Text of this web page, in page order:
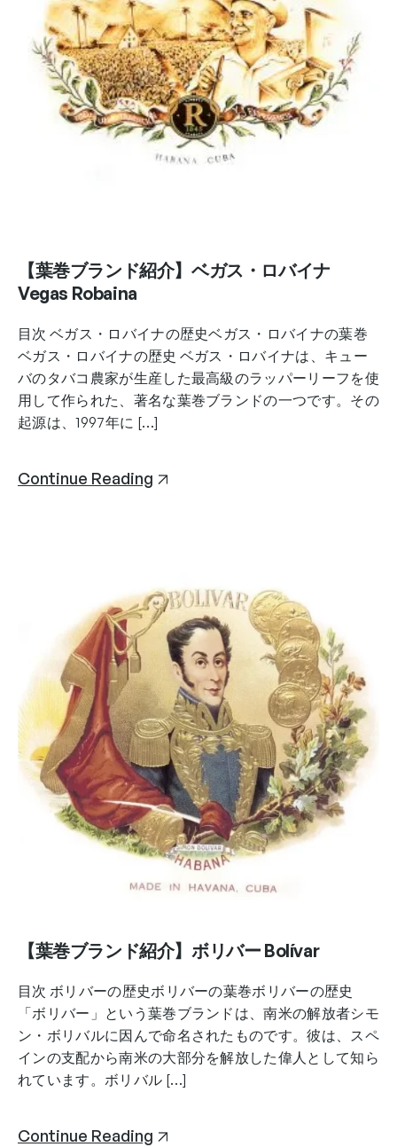
【葉巻ブランド紹介】ベガス・ロバイナ
Vegas Robaina
目次 ベガス・ロバイナの歴史ベガス・ロバイナの葉巻
ベガス・ロバイナの歴史 ベガス・ロバイナは、キュー
バのタバコ農家が生産した最高級のラッパーリーフを使
用して作られた、著名な葉巻ブランドの一つです。その
起源は、1997年に […]
Continue Reading
【葉巻ブランド紹介】ボリバー Bolívar
目次 ボリバーの歴史ボリバーの葉巻ボリバーの歴史
「ボリバー」という葉巻ブランドは、南米の解放者シモ
ン・ボリバルに因んで命名されたものです。彼は、スペ
インの支配から南米の大部分を解放した偉人として知ら
れています。ボリバル […]
Continue Reading